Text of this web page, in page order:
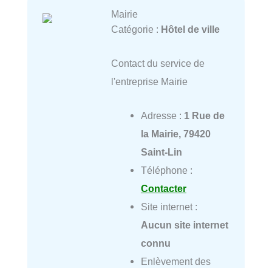
Mairie
Catégorie : Hôtel de ville
Contact du service de
l'entreprise Mairie
Adresse : 1 Rue de
la Mairie, 79420
Saint-Lin
Téléphone :
Contacter
Site internet :
Aucun site internet
connu
Enlèvement des